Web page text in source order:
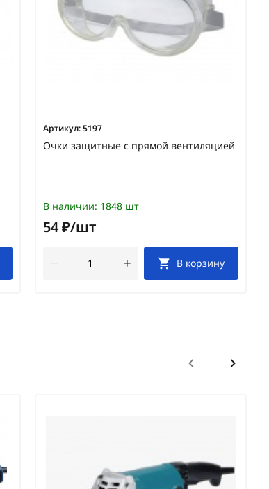
Артикул:5197
Очки защитные с прямой вентиляцией
В наличии: 1848 шт
54 ₽/шт
В корзину